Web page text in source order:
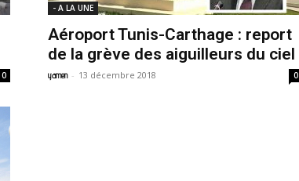
0
- A LA UNE
Aéroport Tunis-Carthage : report
de la grève des aiguilleurs du ciel
yamen - 13 décembre 2018 0